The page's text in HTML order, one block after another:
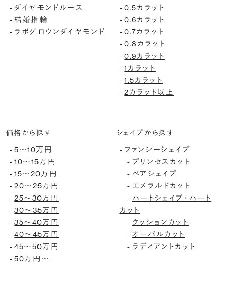
-ダイヤモンドルース
-結婚指輪
- ラボグロウンダイヤモンド
-0.5カラット
-0.6カラット
-0.7カラット
-0.8カラット
-0.9カラット
-1カラット
-1.5カラット
-2カラット以上
価格から探す
-5〜10万円
-10〜15万円
-15〜20万円
-20〜25万円
-25〜30万円
-30〜35万円
-35〜40万円
-40〜45万円
-45〜50万円
-50万円〜
シェイプから探す
- ファンシーシェイプ
- プリンセスカット
- ペアシェイプ
- エメラルドカット
- ハートシェイプ・ハート
カット
- クッションカット
- オーバルカット
- ラディアントカット